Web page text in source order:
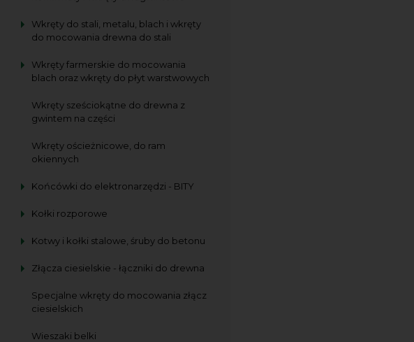
Wkręty do stali, metalu, blach i wkręty
do mocowania drewna do stali
Wkręty farmerskie do mocowania
blach oraz wkręty do płyt warstwowych
Wkręty sześciokątne do drewna z
gwintem na części
Wkręty ościeżnicowe, do ram
okiennych
Końcówki do elektronarzędzi - BITY
Kołki rozporowe
Kotwy i kołki stalowe, śruby do betonu
Złącza ciesielskie - łączniki do drewna
Specjalne wkręty do mocowania złącz
ciesielskich
Wieszaki belki